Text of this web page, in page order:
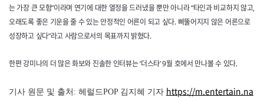
는 가장 큰 모험”이라며 연기에 대한 열정을 드러냈을 뿐만 아니라 “타인과 비교하지 않고,
오래도록 좋은 기운을 줄 수 있는 안정적인 어른이 되고 싶다. 삐뚤어지지 않은 어른으로
성장하고 싶다”라고 사람으로서의 목표까지 밝혔다.
한편 강미나의 더 많은 화보와 진솔한 인터뷰는 ‘더스타’ 9월 호에서 만나볼 수 있다.
기사 원문 및 출처: 헤럴드POP 김지혜 기자 https://m.entertain.na